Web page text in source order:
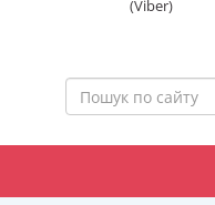
(Viber)